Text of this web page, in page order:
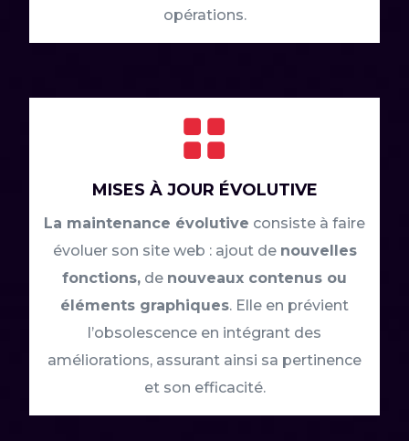
opérations.

MISES À JOUR ÉVOLUTIVE
La maintenance évolutive consiste à faire
évoluer son site web : ajout de nouvelles
fonctions, de nouveaux contenus ou
éléments graphiques. Elle en prévient
l’obsolescence en intégrant des
améliorations, assurant ainsi sa pertinence
et son efficacité.